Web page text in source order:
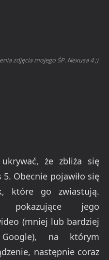
zdjęcia mojego ŚP. Nexusa 4 ;)
że zbliża się
Obecnie pojawiło się
które go zwiastują.
pokazujące jego
(mniej lub bardziej
na którym
następnie coraz